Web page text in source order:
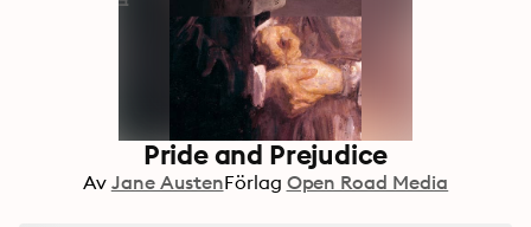
Pride and Prejudice
Av Jane AustenFörlag Open Road Media